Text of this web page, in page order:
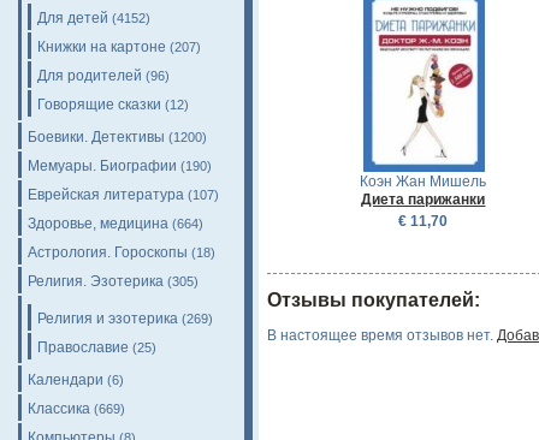
Для детей (4152)
Книжки на картоне (207)
Для родителей (96)
Говорящие сказки (12)
Боевики. Детективы (1200)
Мемуары. Биографии (190)
Еврейская литература (107)
Здоровье, медицина (664)
Астрология. Гороскопы (18)
Религия. Эзотерика (305)
Религия и эзотерика (269)
Православие (25)
Календари (6)
Классика (669)
Коэн Жан Мишель
Диета парижанки
€ 11,70
Отзывы покупателей:
В настоящее время отзывов нет.